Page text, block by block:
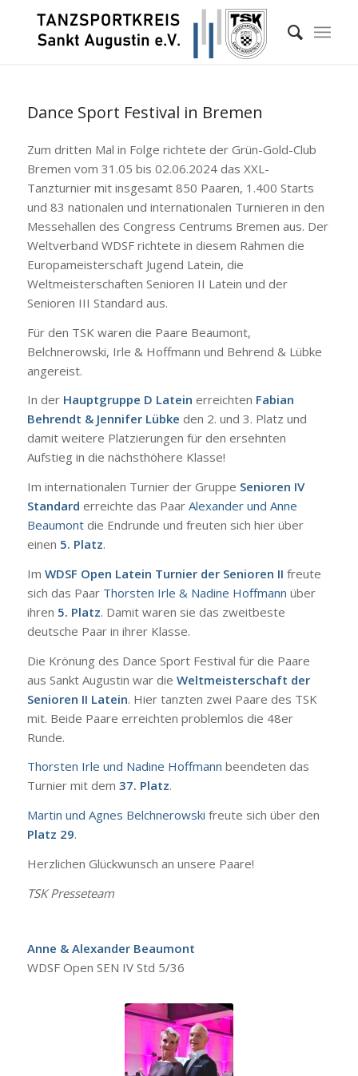
Dance Sport Festival in Bremen
Zum dritten Mal in Folge richtete der Grün-Gold-Club
Bremen vom 31.05 bis 02.06.2024 das XXL-
Tanzturnier mit insgesamt 850 Paaren, 1.400 Starts
und 83 nationalen und internationalen Turnieren in den
Messehallen des Congress Centrums Bremen aus. Der
Weltverband WDSF richtete in diesem Rahmen die
Europameisterschaft Jugend Latein, die
Weltmeisterschaften Senioren II Latein und der
Senioren III Standard aus.
Für den TSK waren die Paare Beaumont,
Belchnerowski, Irle & Hoffmann und Behrend & Lübke
angereist.
In der Hauptgruppe D Latein erreichten Fabian
Behrendt & Jennifer Lübke den 2. und 3. Platz und
damit weitere Platzierungen für den ersehnten
Aufstieg in die nächsthöhere Klasse!
Im internationalen Turnier der Gruppe Senioren IV
Standard erreichte das Paar Alexander und Anne
Beaumontdie Endrunde und freuten sich hier über
einen 5. Platz.
Im WDSF Open Latein Turnier der Senioren II freute
sich das Paar Thorsten Irle & Nadine Hoffmann über
ihren 5. Platz. Damit waren sie das zweitbeste
deutsche Paar in ihrer Klasse.
Die Krönung des Dance Sport Festival für die Paare
aus Sankt Augustin war die Weltmeisterschaft der
Senioren II Latein. Hier tanzten zwei Paare des TSK
mit. Beide Paare erreichten problemlos die 48er
Runde.
Thorsten Irle und Nadine Hoffmann beendeten das
Turnier mit dem 37. Platz.
Martin und Agnes Belchnerowski freute sich über den
Platz 29.
Herzlichen Glückwunsch an unsere Paare!
TSK Presseteam
Anne & Alexander Beaumont
WDSF Open SEN IV Std 5/36